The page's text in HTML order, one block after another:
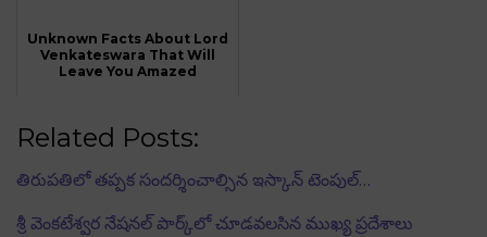
Unknown Facts About Lord
Venkateswara That Will
Leave You Amazed
Related Posts:
తిరుపతిలో తప్పక సందర్శించాల్సిన ఇస్కాన్ టెంపుల్…
శ్రీ వెంకటేశ్వర నేషనల్ పార్క్‌లో చూడవలసిన ముఖ్య ప్రదేశాలు